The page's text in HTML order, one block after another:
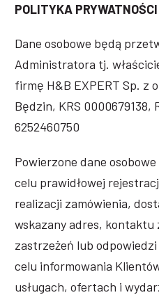
POLITYKA
Dane osobowe będą
Administratora tj.
firmę H&B EXPERT Sp. z
Będzin, KRS 0000679138,
6252460750
Powierzone dane
celu prawidłowej
realizacji zamówienia,
wskazany adres,
zastrzeżeń lub
celu informowania
usługach, ofertach i